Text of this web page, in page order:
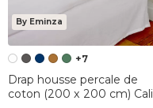
By Eminza
+7
Drap housse percale de
coton (200 x 200 cm) Cali